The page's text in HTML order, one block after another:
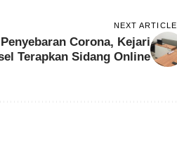
NEXT ARTICLE
Corona, Kejari
Terapkan Sidang Online